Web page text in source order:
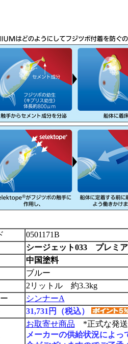
0501171B
シージェット033 プレミ
中国塗料
ブルー
2リットル 約3.3kg
シンナーA
31,731円（税込）
お取寄せ商品 *正式な発送
メーカーの供給状況によ